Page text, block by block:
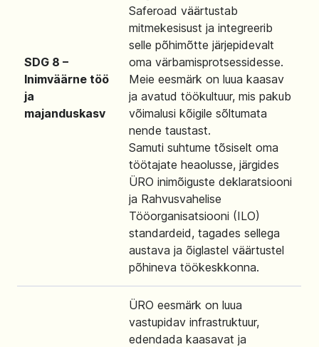
SDG 8 –
Inimväärne töö
ja
majanduskasv
Saferoad väärtustab
mitmekesisust ja integreerib
selle põhimõtte järjepidevalt
oma värbamisprotsessidesse.
Meie eesmärk on luua kaasav
ja avatud töökultuur, mis pakub
võimalusi kõigile sõltumata
nende taustast.
Samuti suhtume tõsiselt oma
töötajate heaolusse, järgides
ÜRO inimõiguste deklaratsiooni
ja Rahvusvahelise
Tööorganisatsiooni (ILO)
standardeid, tagades sellega
austava ja õiglastel väärtustel
põhineva töökeskkonna.
ÜRO eesmärk on luua
vastupidav infrastruktuur,
edendada kaasavat ja